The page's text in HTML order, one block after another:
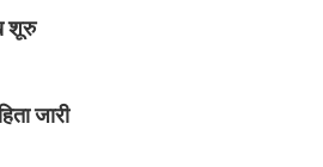
शूरु
जारी